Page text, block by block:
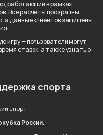
работающий в рамках
Все расчёты прозрачны,
а данные клиентов защищены
игру — пользователи могут
ставок, а также узнать о
спорта
спорт:
России.